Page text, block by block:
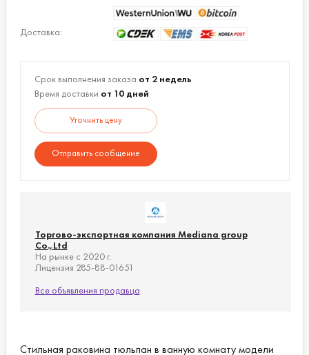
Доставка:
Срок выполнения заказа от 2 недель
Время доставки от 10 дней
Уточнить цену
Отправить сообщение
Торгово-экспортная компания Mediana group
Co.,Ltd
На рынке с 2020 г.
Лицензия 285-88-01651
Все объявления продавца
Стильная раковина тюльпан в ванную комнату модели